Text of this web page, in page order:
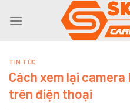
TIN TỨC
Cách xem lại camera
trên điện thoại